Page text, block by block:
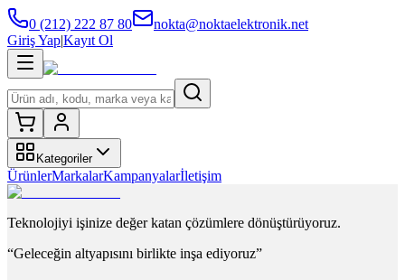
0 (212) 222 87 80
nokta@noktaelektronik.net
Giriş Yap|Kayıt Ol
Kategoriler
ÜrünlerMarkalarKampanyalarİletişim
Teknolojiyi işinize değer katan çözümlere dönüştürüyoruz.
“Geleceğin altyapısını birlikte inşa ediyoruz”